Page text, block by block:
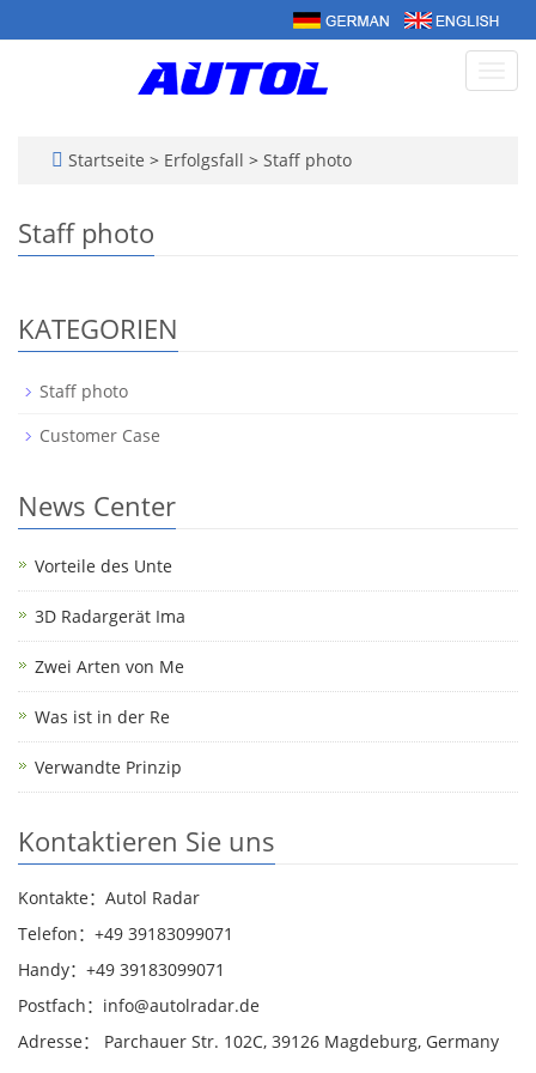
Startseite > Erfolgsfall > Staff photo
Staff photo
KATEGORIEN
Staff photo
Customer Case
News Center
Vorteile des Unte
3D Radargerät Ima
Zwei Arten von Me
Was ist in der Re
Verwandte Prinzip
Kontaktieren Sie uns
Kontakte：Autol Radar
Telefon：+49 39183099071
Handy：+49 39183099071
Postfach：info@autolradar.de
Adresse： Parchauer Str. 102C, 39126 Magdeburg, Germany